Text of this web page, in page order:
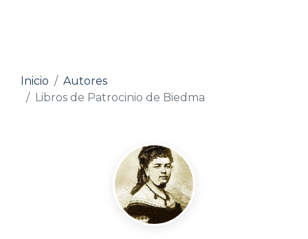
Inicio
Autores
Libros de Patrocinio de Biedma